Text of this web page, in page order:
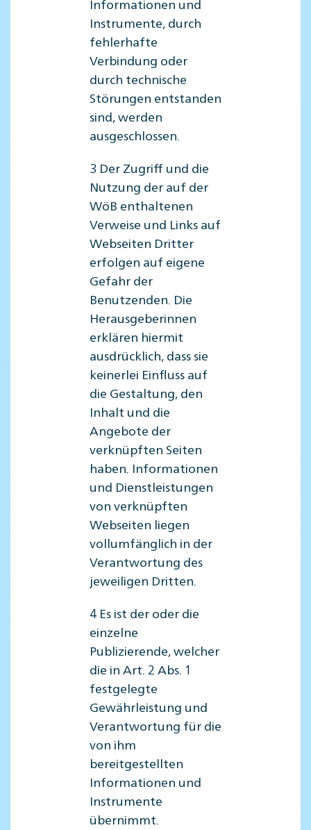
Informationen und
Instrumente, durch
fehlerhafte
Verbindung oder
durch technische
Störungen entstanden
sind, werden
ausgeschlossen.
3 Der Zugriff und die
Nutzung der auf der
WöB enthaltenen
Verweise und Links auf
Webseiten Dritter
erfolgen auf eigene
Gefahr der
Benutzenden. Die
Herausgeberinnen
erklären hiermit
ausdrücklich, dass sie
keinerlei Einfluss auf
die Gestaltung, den
Inhalt und die
Angebote der
verknüpften Seiten
haben. Informationen
und Dienstleistungen
von verknüpften
Webseiten liegen
vollumfänglich in der
Verantwortung des
jeweiligen Dritten.
4 Es ist der oder die
einzelne
Publizierende, welcher
die in Art. 2 Abs. 1
festgelegte
Gewährleistung und
Verantwortung für die
von ihm
bereitgestellten
Informationen und
Instrumente
übernimmt.